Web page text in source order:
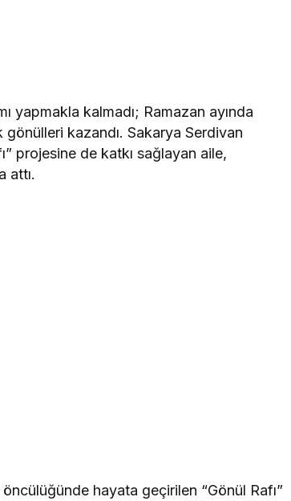
yapmakla kalmadı; Ramazan ayında
kazandı. Sakarya Serdivan
projesine de katkı sağlayan aile,
attı.
hayata geçirilen “Gönül Rafı”